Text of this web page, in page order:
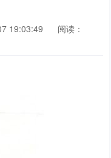
19:03:49
阅读：